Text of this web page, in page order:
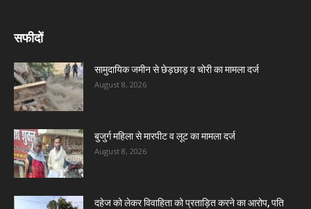
सफीदों
सामुदायिक जमीन से छेड़छाड़ व चोरी का मामला दर्ज
August 8, 2026
बुजुर्ग महिला से मारपीट व लूट का मामला दर्ज
August 8, 2026
दहेज को लेकर विवाहिता को प्रताड़ित करने का आरोप, पति